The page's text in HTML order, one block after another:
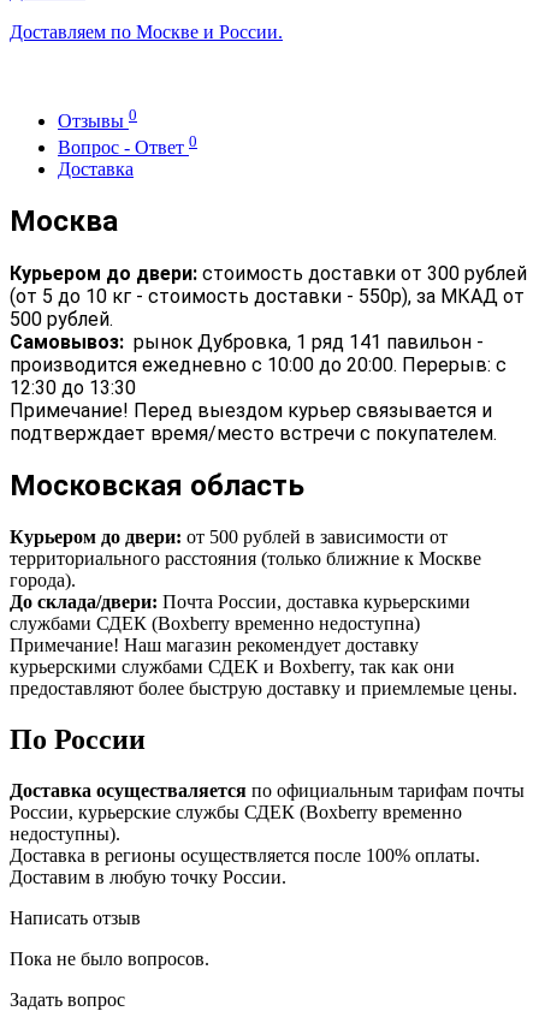
Доставляем по Москве и России.
Отзывы 0
Вопрос - Ответ 0
Доставка
Москва
Курьером до двери: стоимость доставки от 300 рублей
(от 5 до 10 кг - стоимость доставки - 550р), за МКАД от
500 рублей.
Самовывоз: рынок Дубровка, 1 ряд 141 павильон -
производится ежедневно с 10:00 до 20:00. Перерыв: с
12:30 до 13:30
Примечание! Перед выездом курьер связывается и
подтверждает время/место встречи с покупателем.
Московская область
Курьером до двери: от 500 рублей в зависимости от
территориального расстояния (только ближние к Москве
города).
До склада/двери: Почта России, доставка курьерскими
службами СДЕК (Boxberry временно недоступна)
Примечание! Наш магазин рекомендует доставку
курьерскими службами СДЕК и Boxberry, так как они
предоставляют более быструю доставку и приемлемые цены.
По России
Доставка осуществаляется по официальным тарифам почты
России, курьерские службы СДЕК (Boxberry временно
недоступны).
Доставка в регионы осуществляется после 100% оплаты.
Доставим в любую точку России.
Написать отзыв
Пока не было вопросов.
Задать вопрос